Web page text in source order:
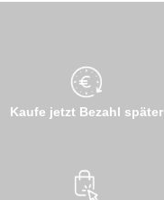
Kaufe jetzt Bezahl später